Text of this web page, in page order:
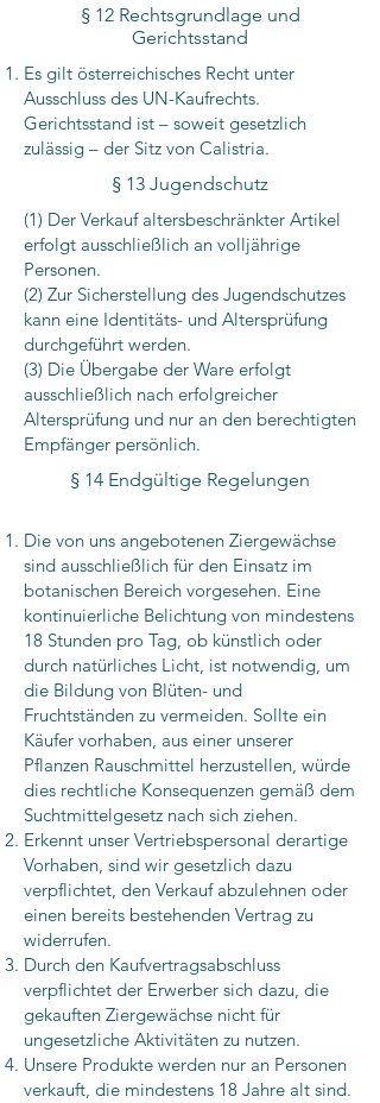
§ 12 Rechtsgrundlage und
Gerichtsstand
Es gilt österreichisches Recht unter
Ausschluss des UN-Kaufrechts.
Gerichtsstand ist – soweit gesetzlich
zulässig – der Sitz von Calistria.
§ 13 Jugendschutz
(1) Der Verkauf altersbeschränkter Artikel
erfolgt ausschließlich an volljährige
Personen.
(2) Zur Sicherstellung des Jugendschutzes
kann eine Identitäts- und Altersprüfung
durchgeführt werden.
(3) Die Übergabe der Ware erfolgt
ausschließlich nach erfolgreicher
Altersprüfung und nur an den berechtigten
Empfänger persönlich.
§ 14 Endgültige Regelungen
Die von uns angebotenen Ziergewächse
sind ausschließlich für den Einsatz im
botanischen Bereich vorgesehen. Eine
kontinuierliche Belichtung von mindestens
18 Stunden pro Tag, ob künstlich oder
durch natürliches Licht, ist notwendig, um
die Bildung von Blüten- und
Fruchtständen zu vermeiden. Sollte ein
Käufer vorhaben, aus einer unserer
Pflanzen Rauschmittel herzustellen, würde
dies rechtliche Konsequenzen gemäß dem
Suchtmittelgesetz nach sich ziehen.
Erkennt unser Vertriebspersonal derartige
Vorhaben, sind wir gesetzlich dazu
verpflichtet, den Verkauf abzulehnen oder
einen bereits bestehenden Vertrag zu
widerrufen.
Durch den Kaufvertragsabschluss
verpflichtet der Erwerber sich dazu, die
gekauften Ziergewächse nicht für
ungesetzliche Aktivitäten zu nutzen.
Unsere Produkte werden nur an Personen
verkauft, die mindestens 18 Jahre alt sind.